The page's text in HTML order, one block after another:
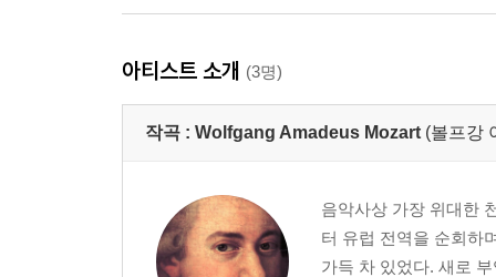
아티스트 소개 (3명)
작곡 : Wolfgang Amadeus Mozart (볼프강
음악사상 가장 위대한
터 유럽 전역을 순회하
가득 차 있었다. 새로